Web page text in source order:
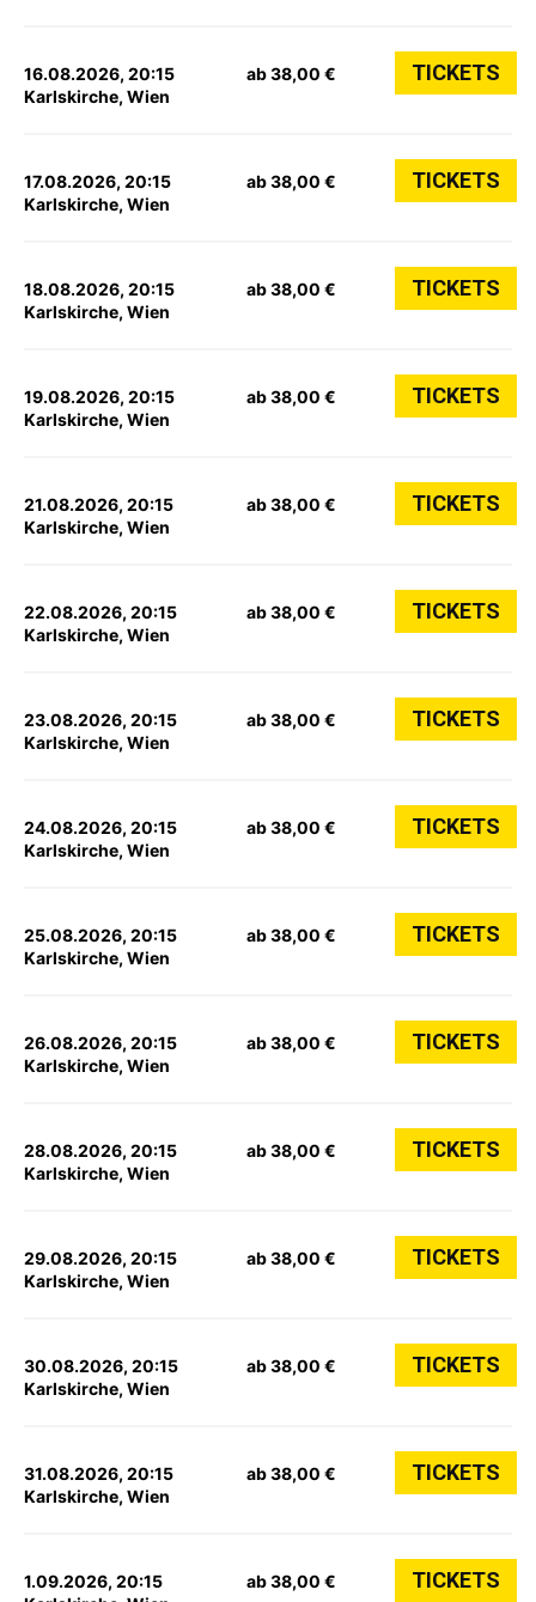
16.08.2026, 20:15
Karlskirche, Wien
ab 38,00 € TICKETS
17.08.2026, 20:15
Karlskirche, Wien
ab 38,00 € TICKETS
18.08.2026, 20:15
Karlskirche, Wien
ab 38,00 € TICKETS
19.08.2026, 20:15
Karlskirche, Wien
ab 38,00 € TICKETS
21.08.2026, 20:15
Karlskirche, Wien
ab 38,00 € TICKETS
22.08.2026, 20:15
Karlskirche, Wien
ab 38,00 € TICKETS
23.08.2026, 20:15
Karlskirche, Wien
ab 38,00 € TICKETS
24.08.2026, 20:15
Karlskirche, Wien
ab 38,00 € TICKETS
25.08.2026, 20:15
Karlskirche, Wien
ab 38,00 € TICKETS
26.08.2026, 20:15
Karlskirche, Wien
ab 38,00 € TICKETS
28.08.2026, 20:15
Karlskirche, Wien
ab 38,00 € TICKETS
29.08.2026, 20:15
Karlskirche, Wien
ab 38,00 € TICKETS
30.08.2026, 20:15
Karlskirche, Wien
ab 38,00 € TICKETS
31.08.2026, 20:15
Karlskirche, Wien
ab 38,00 € TICKETS
1.09.2026, 20:15
ab 38,00 € TICKETS